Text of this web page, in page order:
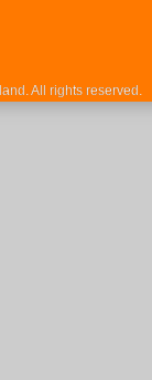
All rights reserved.